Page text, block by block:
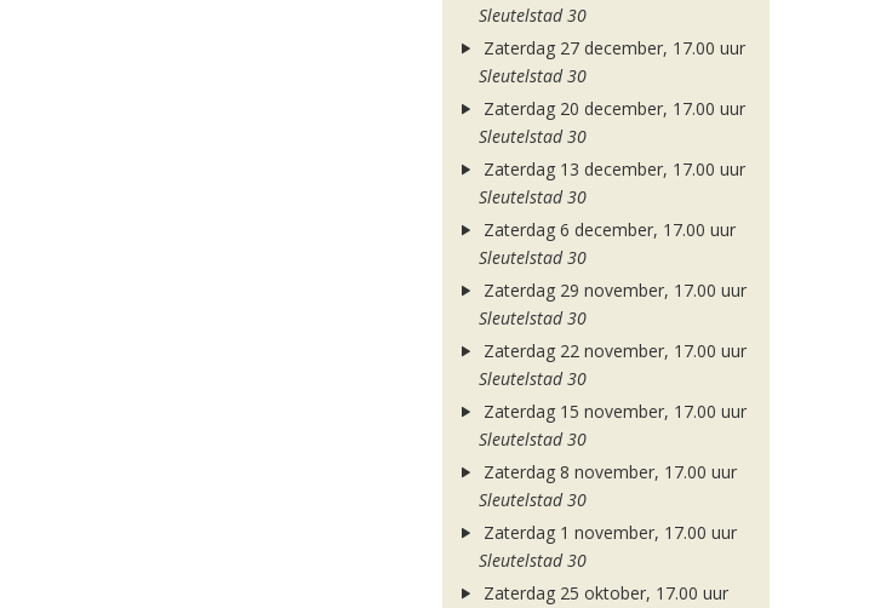
Sleutelstad 30
Zaterdag 27 december, 17.00 uur
Sleutelstad 30
Zaterdag 20 december, 17.00 uur
Sleutelstad 30
Zaterdag 13 december, 17.00 uur
Sleutelstad 30
Zaterdag 6 december, 17.00 uur
Sleutelstad 30
Zaterdag 29 november, 17.00 uur
Sleutelstad 30
Zaterdag 22 november, 17.00 uur
Sleutelstad 30
Zaterdag 15 november, 17.00 uur
Sleutelstad 30
Zaterdag 8 november, 17.00 uur
Sleutelstad 30
Zaterdag 1 november, 17.00 uur
Sleutelstad 30
Zaterdag 25 oktober, 17.00 uur